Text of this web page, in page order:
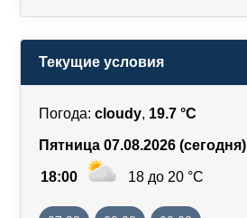
Текущие условия
Погода: cloudy, 19.7 °C
Пятница 07.08.2026 (сегодня)
18:00 18 до 20 °C